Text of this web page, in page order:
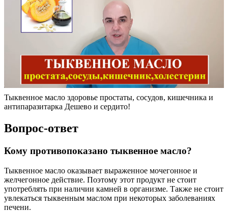
Тыквенное масло здоровье простаты, сосудов, кишечника и
антипаразитарка Дешево и сердито!
Вопрос-ответ
Кому противопоказано тыквенное масло?
Тыквенное масло оказывает выраженное мочегонное и
желчегонное действие. Поэтому этот продукт не стоит
употреблять при наличии камней в организме. Также не стоит
увлекаться тыквенным маслом при некоторых заболеваниях
печени.